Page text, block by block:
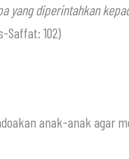
yang diperintahkan
Saffat: 102)